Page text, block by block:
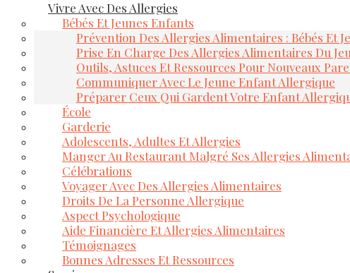
Vivre Avec Des Allergies
Bébés Et Jeunes Enfants
Prévention Des Allergies Alimentaires : Bébés Et
Prise En Charge Des Allergies Alimentaires Du
Outils, Astuces Et Ressources Pour Nouveaux
Communiquer Avec Le Jeune Enfant Allergique
Préparer Ceux Qui Gardent Votre Enfant
École
Garderie
Adolescents, Adultes Et Allergies
Manger Au Restaurant Malgré Ses Allergies
Célébrations
Voyager Avec Des Allergies Alimentaires
Droits De La Personne Allergique
Aspect Psychologique
Aide Financière Et Allergies Alimentaires
Témoignages
Bonnes Adresses Et Ressources